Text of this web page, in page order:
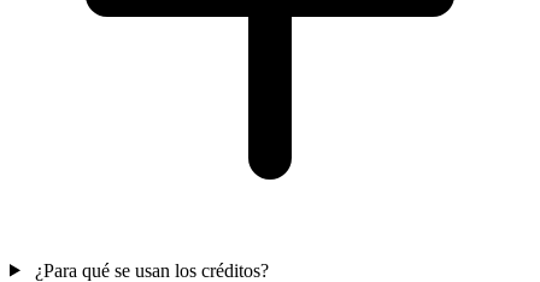
¿Para qué se usan los créditos?